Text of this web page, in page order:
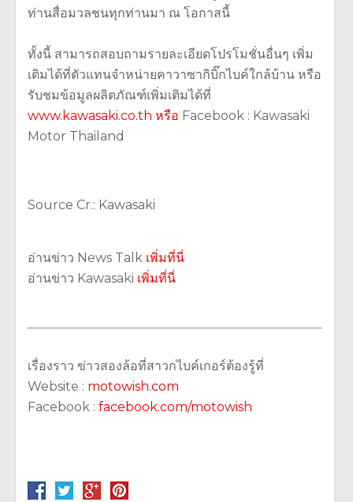
ท่านสื่อมวลชนทุกท่านมา ณ โอกาสนี้
ทั้งนี้ สามารถสอบถามรายละเอียดโปรโมชั่นอื่นๆ เพิ่ม
เติมได้ที่ตัวแทนจำหน่ายคาวาซากิบิ๊กไบค์ใกล้บ้าน หรือ
รับชมข้อมูลผลิตภัณฑ์เพิ่มเติมได้ที่
www.kawasaki.co.th หรือ Facebook : Kawasaki
Motor Thailand
Source Cr.: Kawasaki
อ่านข่าว News Talk เพิ่มที่นี่
อ่านข่าว Kawasaki เพิ่มที่นี่
เรื่องราว ข่าวสองล้อที่สาวกไบค์เกอร์ต้องรู้ที่
Website : motowish.com
Facebook : facebook.com/motowish